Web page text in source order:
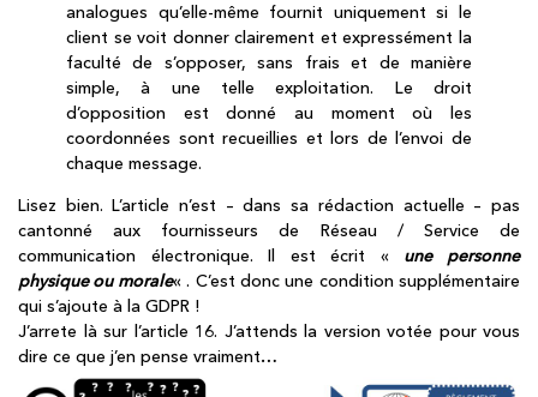
analogues qu’elle-même fournit uniquement si le
client se voit donner clairement et expressément la
faculté de s’opposer, sans frais et de manière
simple, à une telle exploitation. Le droit
d’opposition est donné au moment où les
coordonnées sont recueillies et lors de l’envoi de
chaque message.
Lisez bien. L’article n’est – dans sa rédaction actuelle – pas
cantonné aux fournisseurs de Réseau / Service de
communication électronique. Il est écrit « une personne
physique ou morale« . C’est donc une condition supplémentaire
qui s’ajoute à la GDPR !
J’arrete là sur l’article 16. J’attends la version votée pour vous
dire ce que j’en pense vraiment…